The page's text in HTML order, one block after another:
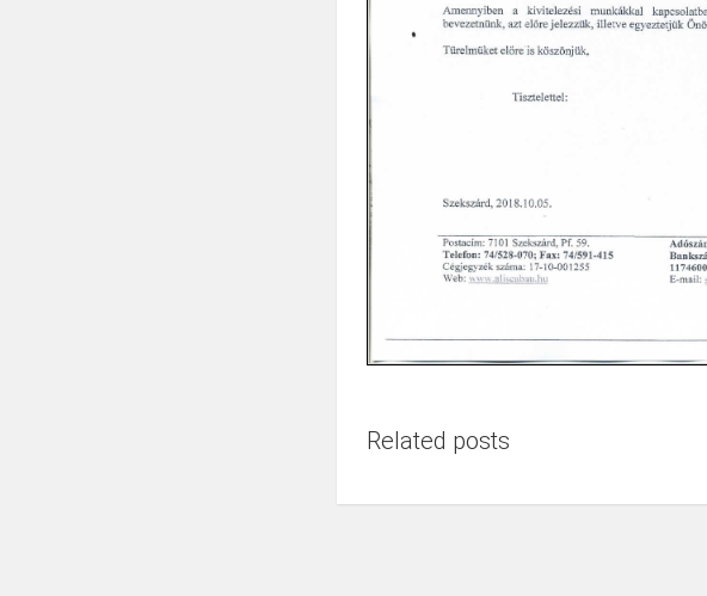
Related posts